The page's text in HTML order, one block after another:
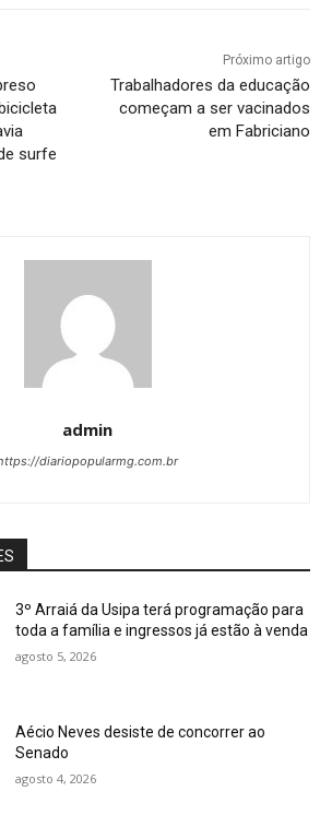
surfe
Próximo artigo
Trabalhadores da educação
começam a ser vacinados
em Fabriciano
admin
diariopopularmg.com.br
3º Arraiá da Usipa terá programação para
toda a família e ingressos já estão à venda
agosto 5, 2026
Aécio Neves desiste de concorrer ao
Senado
agosto 4, 2026